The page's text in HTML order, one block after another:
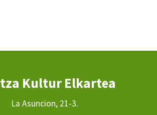
Kultur Elkartea
La Asuncion, 21-3.